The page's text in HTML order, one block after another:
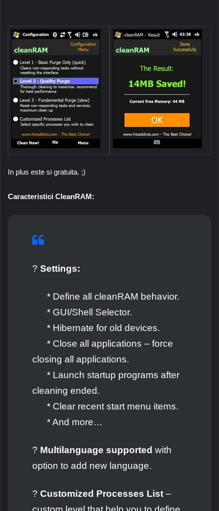
In plus este si gratuita. ;)
Caracteristici CleanRAM:
? Settings:
* Define all cleanRAM behavior.
* GUI/Shell Selector.
* Hibernate for old devices.
* Close all applications – force
closing all applications.
* Launch startup programs after
cleaning ended.
* Clear recent start menu items.
* And more…
? Multilanguage supported with
option to add new language.
? Customized Processes List –